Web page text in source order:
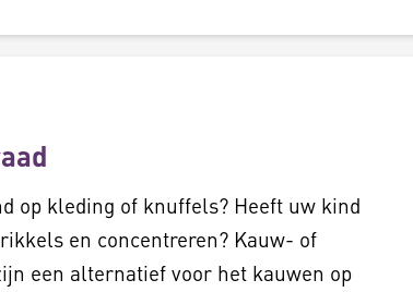
op kleding of knuffels? Heeft uw kind
en concentreren? Kauw- of
een alternatief voor het kauwen op